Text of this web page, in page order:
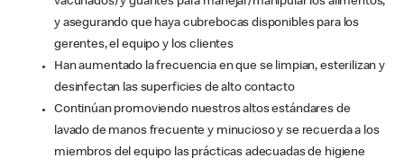
y asegurando que haya cubrebocas disponibles para los
gerentes, el equipo y los clientes
Han aumentado la frecuencia en que se limpian, esterilizan y
desinfectan las superficies de alto contacto
Continúan promoviendo nuestros altos estándares de
lavado de manos frecuente y minucioso y se recuerda a los
miembros del equipo las prácticas adecuadas de higiene